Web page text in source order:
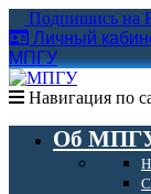
Подпишись на
Личный
МПГУ
Навигация по
Об